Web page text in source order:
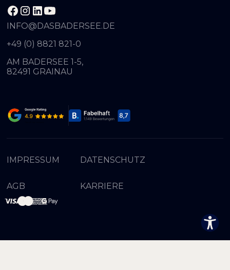
INFO@DASBADERSEE.DE
+49 (0) 8821 821-0
AM BADERSEE 1-5,
82491 GRAINAU
IMPRESSUM DATENSCHUTZ
AGB KARRIERE